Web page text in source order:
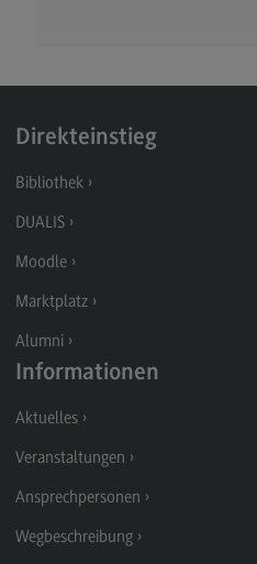
Modulangebot
Berufsperspektiven
Berufsperspektiven
Direkteinstieg
Bibliothek
DUALIS
Moodle
Marktplatz
Alumni
Informationen
Aktuelles
Veranstaltungen
Ansprechpersonen
Wegbeschreibung